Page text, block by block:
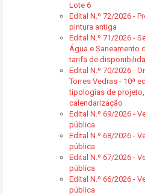
Lote 6
Edital N.º 72/2026 -
pintura antiga
Edital N.º 71/2026 -
Água e Saneamento
tarifa de
Edital N.º 70/2026 -
Torres Vedras - 10ª
tipologias de
calendarização
Edital N.º 69/2026 -
pública
Edital N.º 68/2026 -
pública
Edital N.º 67/2026 -
pública
Edital N.º 66/2026 -
pública